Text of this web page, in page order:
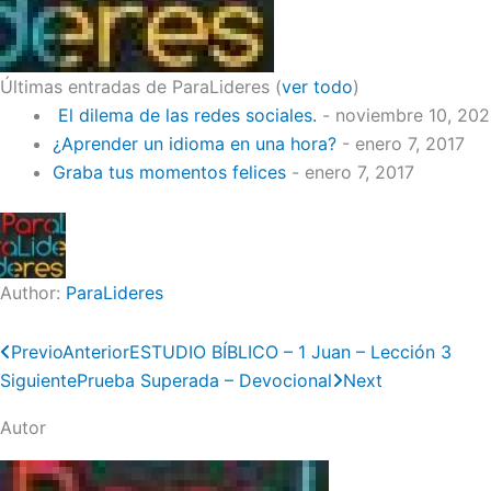
Últimas entradas de ParaLideres (ver todo)
El dilema de las redes sociales. - noviembre 10,
¿Aprender un idioma en una hora? - enero 7, 2017
Graba tus momentos felices - enero 7, 2017
Author: ParaLideres
PrevioAnteriorESTUDIO BÍBLICO – 1 Juan – Lección 3
SiguientePrueba Superada – Devocional Next
Autor